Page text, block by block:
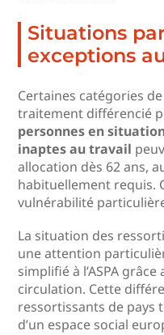
Situations
exceptions
Certaines catégories
traitement différencié
personnes en
inaptes au travail
allocation dès 62 ans,
habituellement requis.
vulnérabilité
La situation des
une attention
simplifié à l’ASPA
circulation. Cette
ressortissants de pays
d’un espace social